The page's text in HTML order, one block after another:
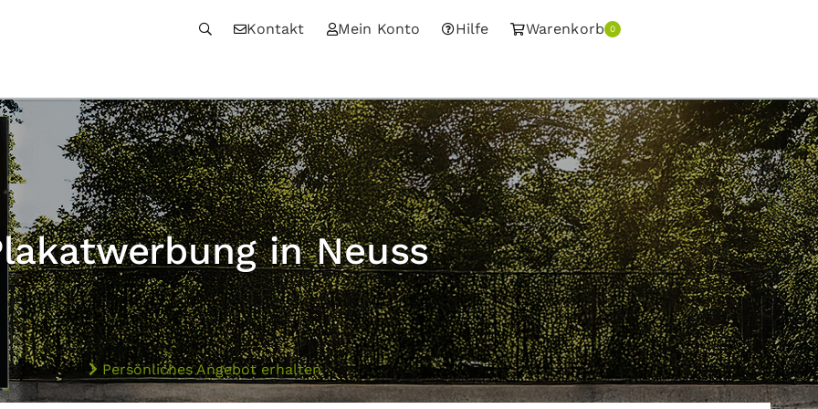
Kontakt Mein Konto Hilfe Warenkorb 0
in Neuss
Persönliches Angebot erhalten